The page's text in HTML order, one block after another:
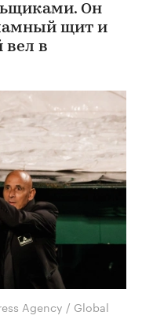
Он
щит и
вел в
Agency / Global